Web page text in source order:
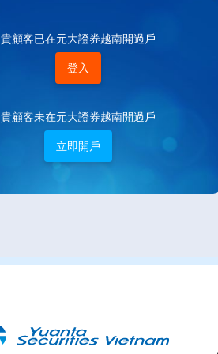
貴顧客已在元大證券越南開過戶
登入
貴顧客未在元大證券越南開過戶
立即開戶